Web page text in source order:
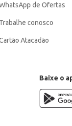
de Ofertas
Trabalhe conosco
Atacadão
Baixe o